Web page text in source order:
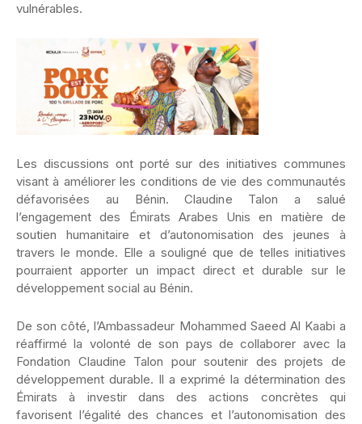
vulnérables.
Les discussions ont porté sur des initiatives communes
visant à améliorer les conditions de vie des communautés
défavorisées au Bénin. Claudine Talon a salué
l’engagement des Émirats Arabes Unis en matière de
soutien humanitaire et d’autonomisation des jeunes à
travers le monde. Elle a souligné que de telles initiatives
pourraient apporter un impact direct et durable sur le
développement social au Bénin.
De son côté, l’Ambassadeur Mohammed Saeed Al Kaabi a
réaffirmé la volonté de son pays de collaborer avec la
Fondation Claudine Talon pour soutenir des projets de
développement durable. Il a exprimé la détermination des
Émirats à investir dans des actions concrètes qui
favorisent l’égalité des chances et l’autonomisation des